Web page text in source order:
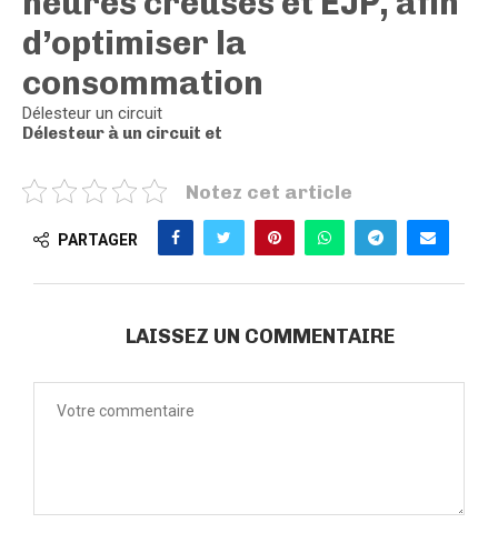
d’optimiser la
consommation
Délesteur un circuit
Délesteur à un circuit et
Notez cet article
PARTAGER
LAISSEZ UN COMMENTAIRE